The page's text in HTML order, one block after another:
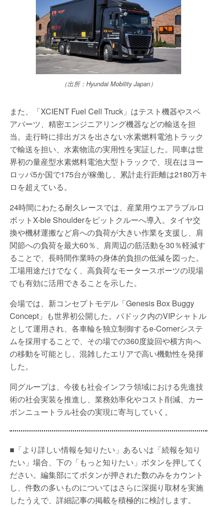
（出所：Hyundai Mobility Japan）
また、「XCIENT Fuel Cell Truck」はテスト機器やスペ
アパーツ、精密エンジニアリング機器などの輸送を担
当。走行時に排出ガスを出さない水素燃料電池トラック
で輸送を担い、水素物流の実用性を実証した。同車は世
界初の量産型水素燃料電池大型トラックで、現在はヨー
ロッパ5か国で175台が稼働し、累計走行距離は2180万キ
ロを超えている。
24時間にわたる耐久レースでは、産業用ウエアラブルロ
ボットX-ble Shoulderをピットクルーへ導入。タイヤ交
換や機材運搬など肩への負荷が大きい作業を支援し、肩
関節への負荷を最大60％、肩周辺の筋活動を30％軽減す
ることで、長時間作業時の身体的負担の低減を図った。
工場用途だけでなく、高負荷なモータースポーツの現場
でも有効に活用できることを示した。
会場では、新コンセプトモデル「Genesis Box Buggy
Concept」も世界初公開した。パドック内のVIPシャトル
として運用され、各車輪を独立制御するe-Cornerシステ
ムを採用することで、その場での360度旋回や横方向へ
の移動を可能とし、混雑したエリアで高い機動性を発揮
した。
同グループは、今後も社会インフラ領域における先進技
術の社会実装を推進し、業務効率化やコスト削減、カー
ボンニュートラル社会の実現に寄与していく。
■「より詳しい情報を知りたい」あるいは「続報を知り
たい」場合、下の「もっと知りたい」ボタンを押してく
ださい。編集部にてボタンが押された数のみをカウント
し、件数の多いものについてはさらに深掘り取材を実施
したうえで、詳細記事の掲載を積極的に検討します。